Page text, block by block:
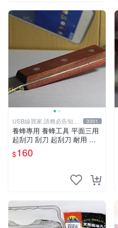
USB線買家,請務必告知相
機型號
3301
養蜂專用 養蜂工具 平面三用
起刮刀 刮刀 起刮刀 耐用 義
蜂 野蜂 蜜蜂 另有 防蜂衣 防
叮手套
$160